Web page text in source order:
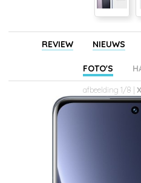
REVIEW NIEUWS
FOTO'S
afbeelding 1/8 |